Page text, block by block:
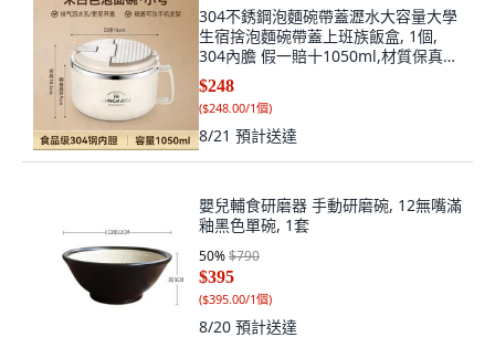
304不銹鋼泡麵碗帶蓋瀝水大容量大學
生宿捨泡麵碗帶蓋上班族飯盒, 1個,
304內膽 假一賠十1050ml,材質保真
支持檢測卡棕色, N/A
$248
($248.00/1個)
8/21 預計送達
嬰兒輔食研磨器 手動研磨碗, 12無嘴滿
釉黑色單碗, 1套
50%$790
$395
($395.00/1個)
8/20 預計送達